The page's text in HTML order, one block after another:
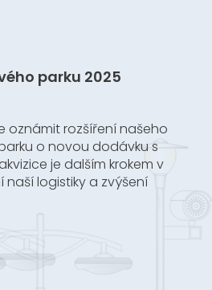
parku 2025
oznámit rozšíření našeho
o novou dodávku s
je dalším krokem v
naší logistiky a zvýšení